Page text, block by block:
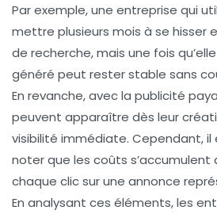
Par exemple, une entreprise qui
mettre plusieurs mois à se hisser
de recherche, mais une fois
généré peut rester stable sans
En revanche, avec la publicité
peuvent apparaître dès leur
visibilité immédiate. Cependant,
noter que les coûts s’accumulent
chaque clic sur une annonce
En analysant ces éléments, les